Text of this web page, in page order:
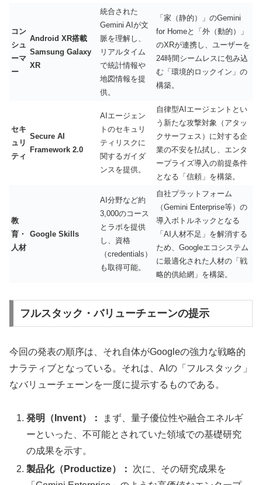
コン
シュ
ーマ
ー
Android XR搭載
Samsung Galaxy
XR
統合された
Gemini AIが文
脈を理解し、
リアルタイム
で統計情報や
地図情報を提
供。
「家（静的）」のGemini
for Homeと「外（動的）」
のXRが連携し、ユーザーを
24時間シームレスに包み込
む「環境的ロックイン」の
構築。
セキ
ュリ
ティ
Secure AI
Framework 2.0
AIエージェン
トのセキュリ
ティリスクに
関するガイダ
ンスを提供。
自律型AIエージェントとい
う新たな攻撃対象（アタッ
クサーフェス）に対する企
業の不安を払拭し、エンタ
ープライズ導入の前提条件
となる「信頼」を構築。
教
育・
人材
Google Skills
AI分野など約
3,000のコース
とラボを提供
し、資格
（credentials）
も取得可能。
自社プラットフォーム
（Gemini Enterprise等）の
導入ボトルネックとなる
「AI人材不足」を解消する
ため、Googleエコシステム
に最適化された人材の「戦
略的供給網」を構築。
フルスタック・バリューチェーンの提示
今回の発表の順序は、それ自体がGoogleの強力な戦略的
ナラティブとなっている。それは、AIの「フルスタック」
なバリューチェーンを一度に提示するものである。
発明（Invent）：
まず、量子優位性や融合エネルギ
ーといった、不可能とされていた領域での基礎研究
の成果を示す。
製品化（Productize）：
次に、その研究成果を